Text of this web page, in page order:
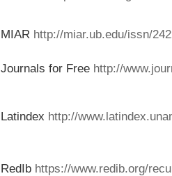
MIAR http://miar.ub.edu/issn/
Journals for Free http://
Latindex http://
RedIb https://www.redib.org/